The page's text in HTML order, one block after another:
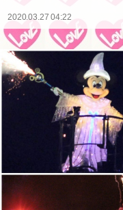
2020.03.27 04:22